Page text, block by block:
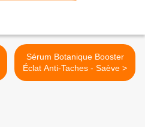
Sérum Botanique Booster
Éclat Anti-Taches - Saève >